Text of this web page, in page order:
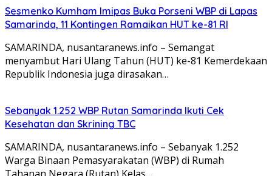
Sesmenko Kumham Imipas Buka Porseni WBP di Lapas
Samarinda, 11 Kontingen Ramaikan HUT ke-81 RI
SAMARINDA, nusantaranews.info – Semangat
menyambut Hari Ulang Tahun (HUT) ke-81 Kemerdekaan
Republik Indonesia juga dirasakan…
Sebanyak 1.252 WBP Rutan Samarinda Ikuti Cek
Kesehatan dan Skrining TBC
SAMARINDA, nusantaranews.info – Sebanyak 1.252
Warga Binaan Pemasyarakatan (WBP) di Rumah